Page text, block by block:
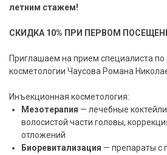
летним стажем!
СКИДКА 10% ПРИ ПЕРВОМ
Приглашаем на прием специалиста
косметологии Чаусова Романа
Инъекционная косметология:
Мезотерапия — лечебные
волосистой части головы,
отложений
Биоревитализация — препараты с